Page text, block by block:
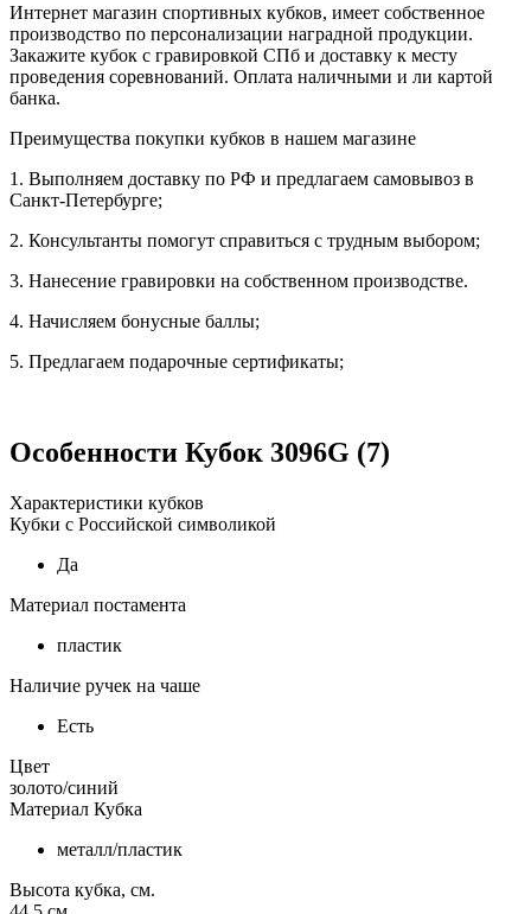
Интернет магазин спортивных кубков, имеет собственное
производство по персонализации наградной продукции.
Закажите кубок с гравировкой СПб и доставку к месту
проведения соревнований. Оплата наличными и ли картой
банка.
Преимущества покупки кубков в нашем магазине
1. Выполняем доставку по РФ и предлагаем самовывоз в
Санкт-Петербурге;
2. Консультанты помогут справиться с трудным выбором;
3. Нанесение гравировки на собственном производстве.
4. Начисляем бонусные баллы;
5. Предлагаем подарочные сертификаты;
Особенности Кубок 3096G (7)
Характеристики кубков
Кубки с Российской символикой
Да
Материал постамента
пластик
Наличие ручек на чаше
Есть
Цвет
золото/синий
Материал Кубка
металл/пластик
Высота кубка, см.